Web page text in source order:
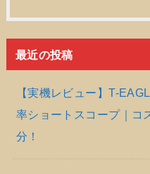
最近の投稿
【実機レビュー】T-
率ショートスコープ｜コ
分！